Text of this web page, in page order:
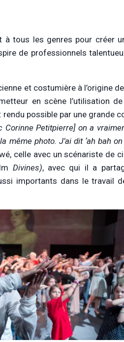
tous les genres pour créer
de professionnels
et costumière à l’origine
en scène l’utilisation
possible par une grande
Corinne Petitpierre] on a
photo. J’ai dit ‘ah bah
celle avec un scénariste de
Divines), avec qui il a
importants dans le travail